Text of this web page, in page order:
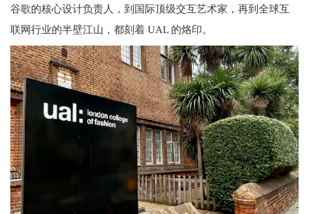
谷歌的核心设计负责人，到国际顶级交互艺术家，再到全球互
联网行业的半壁江山，都刻着 UAL 的烙印。